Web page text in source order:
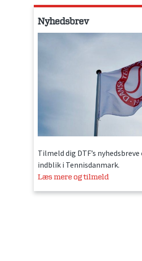
Nyhedsbrev
Tilmeld dig DTF’s
indblik i Tennisdanmark.
Læs mere og tilmeld